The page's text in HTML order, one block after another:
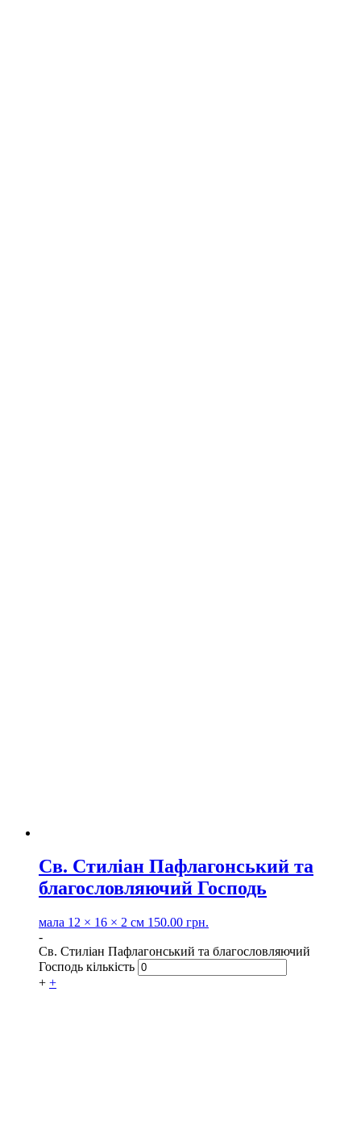
Св. Стиліан Пафлагонський та
благословляючий Господь
мала 12 × 16 × 2 см 150.00 грн.
-
Св. Стиліан Пафлагонський та благословляючий
Господь кількість
+ +